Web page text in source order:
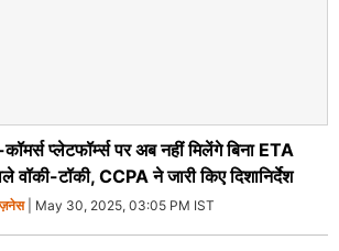
प्लेटफॉर्म्स पर अब नहीं मिलेंगे बिना ETA
वॉकी-टॉकी, CCPA ने जारी किए दिशानिर्देश
| May 30, 2025, 03:05 PM IST